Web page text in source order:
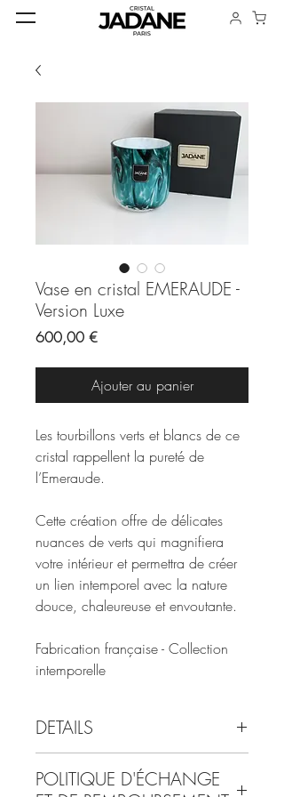
Vase en cristal EMERAUDE -
Version Luxe
600,00 €Prix
Ajouter au panier
Les tourbillons verts et blancs de ce
cristal rappellent la pureté de
l’Emeraude.
Cette création offre de délicates
nuances de verts qui magnifiera
votre intérieur et permettra de créer
un lien intemporel avec la nature
douce, chaleureuse et envoutante.
Fabrication française - Collection
intemporelle
DETAILS
Longueur x Hauteur x
POLITIQUE D'ÉCHANGE